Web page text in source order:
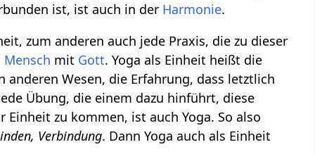
ist, ist auch in der Harmonie.
zum anderen auch jede Praxis, die zu dieser
Mensch mit Gott. Yoga als Einheit heißt die
Wesen, die Erfahrung, dass letztlich
Übung, die einem dazu hinführt, diese
zu kommen, ist auch Yoga. So also
Verbindung. Dann Yoga auch als Einheit